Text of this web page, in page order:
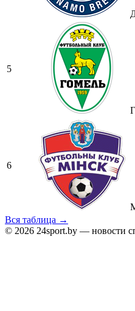
5
6
Вся таблица →
© 2026 24sport.by — новости